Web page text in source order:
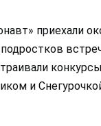
приехали
и